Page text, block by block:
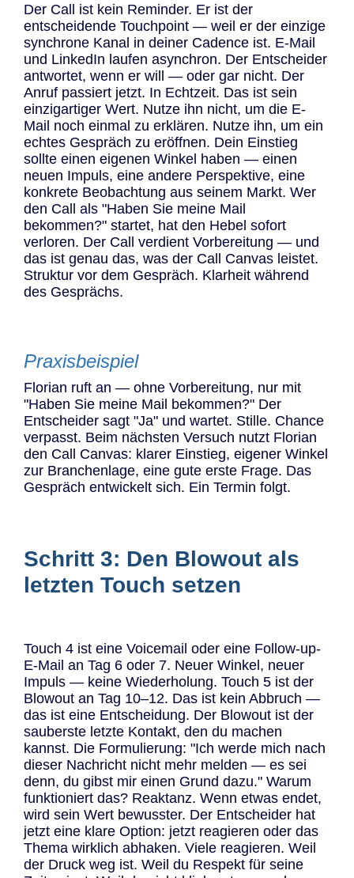
Der Call ist kein Reminder. Er ist der
entscheidende Touchpoint — weil er der einzige
synchrone Kanal in deiner Cadence ist. E-Mail
und LinkedIn laufen asynchron. Der Entscheider
antwortet, wenn er will — oder gar nicht. Der
Anruf passiert jetzt. In Echtzeit. Das ist sein
einzigartiger Wert. Nutze ihn nicht, um die E-
Mail noch einmal zu erklären. Nutze ihn, um ein
echtes Gespräch zu eröffnen. Dein Einstieg
sollte einen eigenen Winkel haben — einen
neuen Impuls, eine andere Perspektive, eine
konkrete Beobachtung aus seinem Markt. Wer
den Call als "Haben Sie meine Mail
bekommen?" startet, hat den Hebel sofort
verloren. Der Call verdient Vorbereitung — und
das ist genau das, was der Call Canvas leistet.
Struktur vor dem Gespräch. Klarheit während
des Gesprächs.
Praxisbeispiel
Florian ruft an — ohne Vorbereitung, nur mit
"Haben Sie meine Mail bekommen?" Der
Entscheider sagt "Ja" und wartet. Stille. Chance
verpasst. Beim nächsten Versuch nutzt Florian
den Call Canvas: klarer Einstieg, eigener Winkel
zur Branchenlage, eine gute erste Frage. Das
Gespräch entwickelt sich. Ein Termin folgt.
Schritt 3: Den Blowout als
letzten Touch setzen
Touch 4 ist eine Voicemail oder eine Follow-up-
E-Mail an Tag 6 oder 7. Neuer Winkel, neuer
Impuls — keine Wiederholung. Touch 5 ist der
Blowout an Tag 10–12. Das ist kein Abbruch —
das ist eine Entscheidung. Der Blowout ist der
sauberste letzte Kontakt, den du machen
kannst. Die Formulierung: "Ich werde mich nach
dieser Nachricht nicht mehr melden — es sei
denn, du gibst mir einen Grund dazu." Warum
funktioniert das? Reaktanz. Wenn etwas endet,
wird sein Wert bewusster. Der Entscheider hat
jetzt eine klare Option: jetzt reagieren oder das
Thema wirklich abhaken. Viele reagieren. Weil
der Druck weg ist. Weil du Respekt für seine